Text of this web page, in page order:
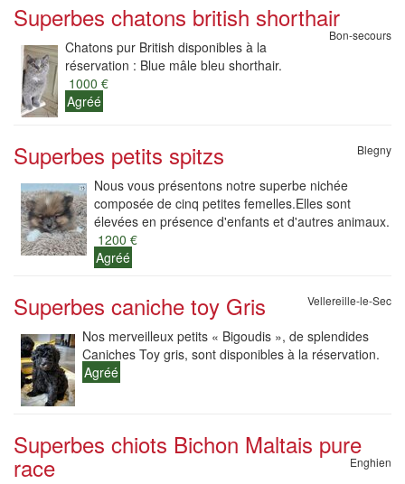
Superbes chatons british shorthair
Bon-secours
Chatons pur British disponibles à la
réservation : Blue mâle bleu shorthair.
1000 €
Agréé
Superbes petits spitzs Blegny
Nous vous présentons notre superbe nichée
composée de cinq petites femelles.Elles sont
élevées en présence d'enfants et d'autres animaux.
1200 €
Agréé
Superbes caniche toy Gris Vellereille-le-Sec
Nos merveilleux petits « Bigoudis », de splendides
Caniches Toy gris, sont disponibles à la réservation.
Agréé
Superbes chiots Bichon Maltais pure
race Enghien